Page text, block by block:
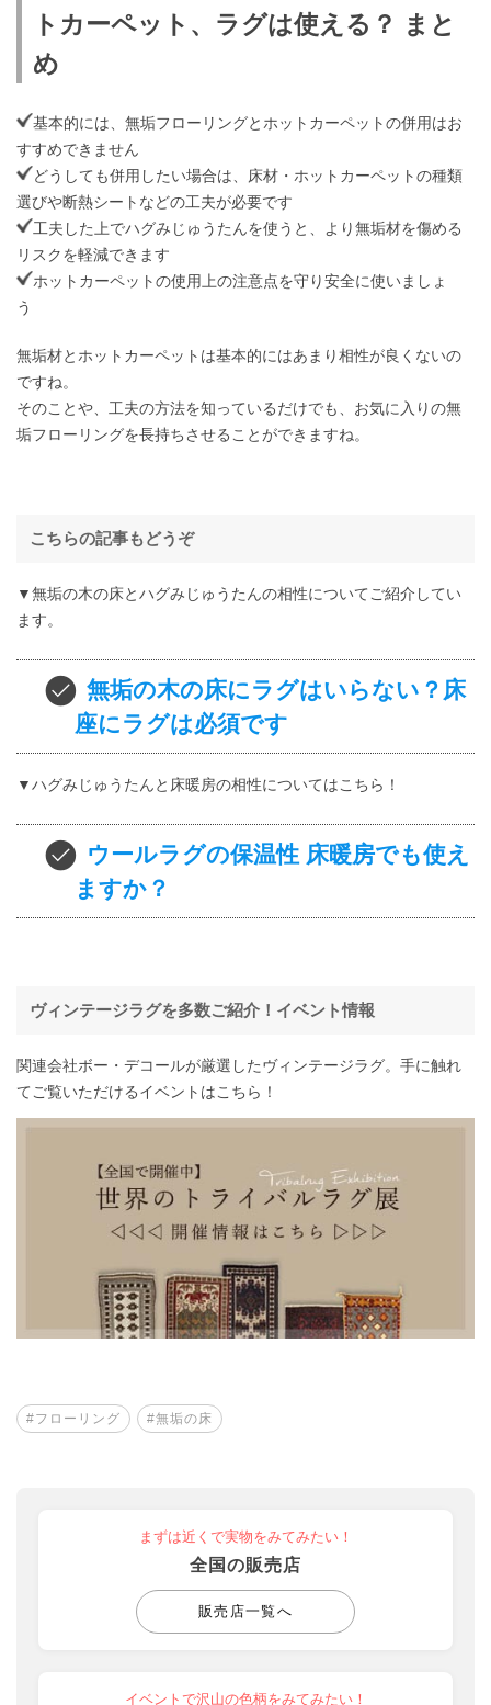
トカーペット、ラグは使える？ まと
め
基本的には、無垢フローリングとホットカーペットの併用はお
すすめできません
どうしても併用したい場合は、床材・ホットカーペットの種類
選びや断熱シートなどの工夫が必要です
工夫した上でハグみじゅうたんを使うと、より無垢材を傷める
リスクを軽減できます
ホットカーペットの使用上の注意点を守り安全に使いましょ
う
無垢材とホットカーペットは基本的にはあまり相性が良くないの
ですね。
そのことや、工夫の方法を知っているだけでも、お気に入りの無
垢フローリングを長持ちさせることができますね。
こちらの記事もどうぞ
▼無垢の木の床とハグみじゅうたんの相性についてご紹介してい
ます。
無垢の木の床にラグはいらない？床
座にラグは必須です
▼ハグみじゅうたんと床暖房の相性についてはこちら！
ウールラグの保温性 床暖房でも使え
ますか？
ヴィンテージラグを多数ご紹介！イベント情報
関連会社ボー・デコールが厳選したヴィンテージラグ。手に触れ
てご覧いただけるイベントはこちら！
#フローリング #無垢の床
まずは近くで実物をみてみたい！
全国の販売店
販売店一覧へ
イベントで沢山の色柄をみてみたい！